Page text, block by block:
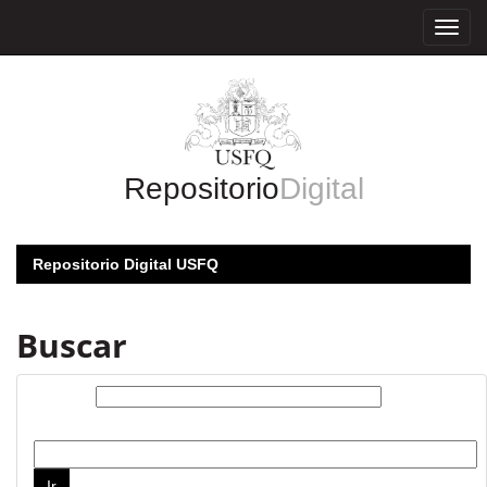
RepositorioDigital
Repositorio Digital USFQ
Buscar